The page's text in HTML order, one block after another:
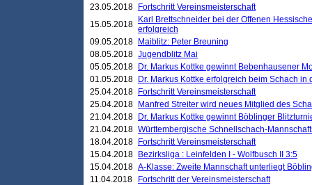
23.05.2018
Fortschritt Vereinsmeisterschaft
15.05.2018
Karl Brettschneider bei der Offenen
erfolgreich
09.05.2018
Maiblitz: Peter Breuning
08.05.2018 Jugendblitz Mai
05.05.2018
Dr. Markus Kottke gewinnt Bebenhausener
01.05.2018
Dr. Markus Kottke erfolgreich beim Schach
25.04.2018
Fortschritt Vereinsmeisterschaft
25.04.2018
Manfred Streiter wird neues Mitglied des
21.04.2018
Dr. Markus Kottke gewinnt Böblinger
21.04.2018 Württembergische Schnellschach-
18.04.2018
Fortschritt Vereinsmeisterschaft
15.04.2018
Bezirksliga : Leinfelden I - Wolfbusch II 3:5
15.04.2018 A-Klasse: Zweite Mannschaft unterliegt
11.04.2018
Fortschritt der Vereinsmeisterschaft